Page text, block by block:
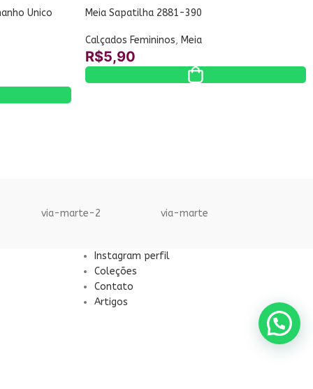
Unico
Meia Sapatilha 2881-390
Calçados Femininos, Meia
R$5,90
via-marte-2 via-marte
Instagram perfil
Coleções
Contato
Artigos